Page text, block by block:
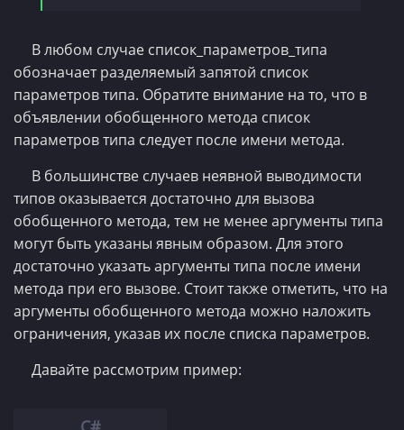
В любом случае список_параметров_типа
обозначает разделяемый запятой список
параметров типа. Обратите внимание на то, что в
объявлении обобщенного метода список
параметров типа следует после имени метода.
В большинстве случаев неявной выводимости
типов оказывается достаточно для вызова
обобщенного метода, тем не менее аргументы типа
могут быть указаны явным образом. Для этого
достаточно указать аргументы типа после имени
метода при его вызове. Стоит также отметить, что на
аргументы обобщенного метода можно наложить
ограничения, указав их после списка параметров.
Давайте рассмотрим пример: